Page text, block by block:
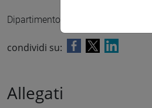
Dipartimento di Studi Linguistici e
condividi su:
Allegati